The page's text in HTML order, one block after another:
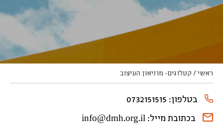
ראשי/ קטלוגים- מוזיאון העיצוב
בטלפון: 0732151515
בכתובת מייל: info@dmh.org.il